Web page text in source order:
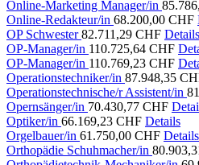
Online-Marketing Manager/in
Online-Redakteur/in 68.200,00 CHF
OP Schwester82.711,29 CHF Details
OP-Manager/in 110.725,64 CHF
OP-Manager/in 110.769,23 CHF
Operationstechniker/in 87.948,35
Operationstechnische/r Assistent/in
Opernsänger/in 70.430,77 CHF
Optiker/in 66.169,23 CHF Details
Orgelbauer/in 61.750,00 CHF Details
Orthopädie Schuhmacher/in